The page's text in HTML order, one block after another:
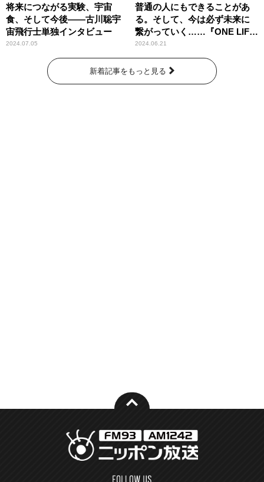
将来につながる実験、宇宙
食、そして今後――古川聡宇
宙飛行士単独インタビュー
2024.07.05
普通の人にもできることがあ
る。そして、今は必ず未来に
繋がっていく……『ONE LIFE
奇跡が繋いだ6000の命』
2024.06.21
新着記事をもっと見る